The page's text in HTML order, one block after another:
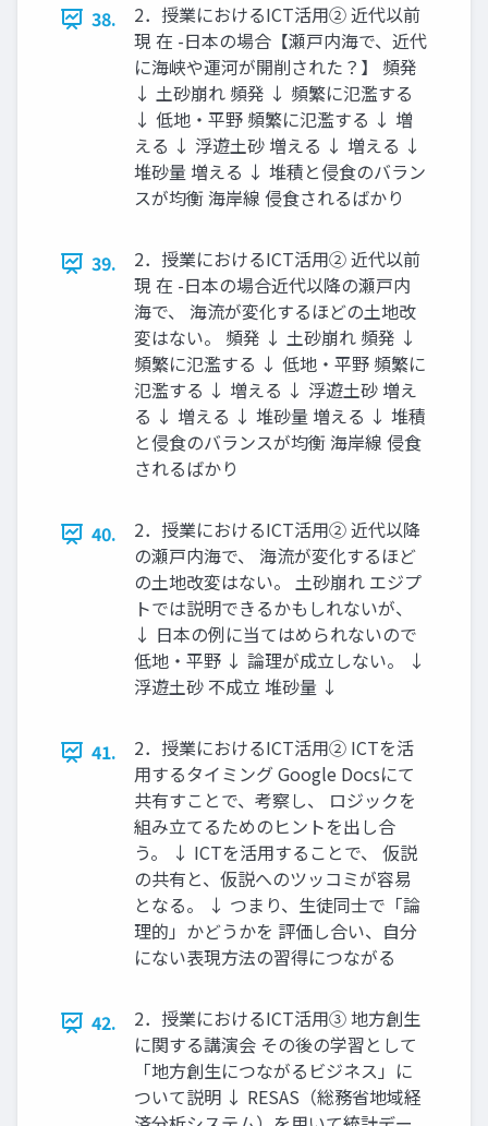
38.
2．授業におけるICT活用② 近代以前
現 在 -日本の場合【瀬戸内海で、近代
に海峡や運河が開削された？】 頻発
↓ 土砂崩れ 頻発 ↓ 頻繁に氾濫する
↓ 低地・平野 頻繁に氾濫する ↓ 増
える ↓ 浮遊土砂 増える ↓ 増える ↓
堆砂量 増える ↓ 堆積と侵食のバラン
スが均衡 海岸線 侵食されるばかり
39.
2．授業におけるICT活用② 近代以前
現 在 -日本の場合近代以降の瀬戸内
海で、 海流が変化するほどの土地改
変はない。 頻発 ↓ 土砂崩れ 頻発 ↓
頻繁に氾濫する ↓ 低地・平野 頻繁に
氾濫する ↓ 増える ↓ 浮遊土砂 増え
る ↓ 増える ↓ 堆砂量 増える ↓ 堆積
と侵食のバランスが均衡 海岸線 侵食
されるばかり
40.
2．授業におけるICT活用② 近代以降
の瀬戸内海で、 海流が変化するほど
の土地改変はない。 土砂崩れ エジプ
トでは説明できるかもしれないが、
↓ 日本の例に当てはめられないので
低地・平野 ↓ 論理が成立しない。 ↓
浮遊土砂 不成立 堆砂量 ↓
41.
2．授業におけるICT活用② ICTを活
用するタイミング Google Docsにて
共有すことで、考察し、 ロジックを
組み立てるためのヒントを出し合
う。 ↓ ICTを活用することで、 仮説
の共有と、仮説へのツッコミが容易
となる。 ↓ つまり、生徒同士で「論
理的」かどうかを 評価し合い、自分
にない表現方法の習得につながる
42.
2．授業におけるICT活用③ 地方創生
に関する講演会 その後の学習として
「地方創生につながるビジネス」に
ついて説明 ↓ RESAS（総務省地域経